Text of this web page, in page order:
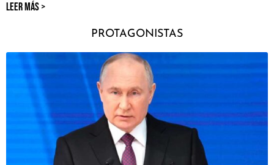
LEER MÁS >
PROTAGONISTAS